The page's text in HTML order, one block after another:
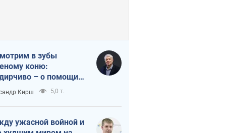
в зубы
коню:
– о помощи
Кирш 5,0 т.
ужасной войной и